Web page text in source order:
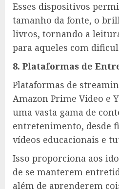
Esses dispositivos
tamanho da fonte, o
livros, tornando a
para aqueles com
8. Plataformas de
Plataformas de
Amazon Prime Video e
uma vasta gama de
entretenimento, desde
vídeos educacionais e
Isso proporciona aos
de se manterem
além de aprenderem